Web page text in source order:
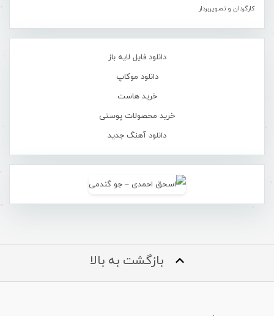
کارگردان و تصویربردار
دانلود فایل لایه باز
دانلود موکاپ
خرید هاست
خرید محصولات پوستی
دانلود آهنگ جدید
بازگشت به بالا